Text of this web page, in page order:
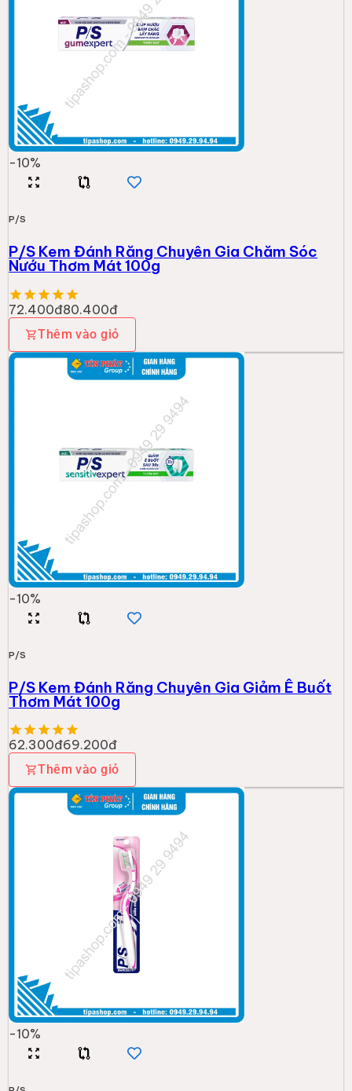
-10%
P/S
P/S Kem Đánh Răng Chuyên Gia Chăm Sóc
Nướu Thơm Mát 100g
72.400đ80.400đ
Thêm vào giỏ
-10%
P/S
P/S Kem Đánh Răng Chuyên Gia Giảm Ê Buốt
Thơm Mát 100g
62.300đ69.200đ
Thêm vào giỏ
-10%